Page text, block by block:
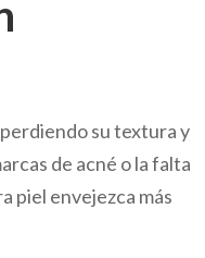
perdiendo su textura y
de acné o la falta
piel envejezca más